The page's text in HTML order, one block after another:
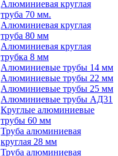
Алюминиевая круглая
труба 70 мм.
Алюминиевая круглая
труба 80 мм
Алюминиевая круглая
трубка 8 мм
Алюминиевые трубы 14 мм
Алюминиевые трубы 22 мм
Алюминиевые трубы 25 мм
Алюминиевые трубы АД31
Круглые алюминиевые
трубы 60 мм
Труба алюминиевая
круглая 28 мм
Труба алюминиевая